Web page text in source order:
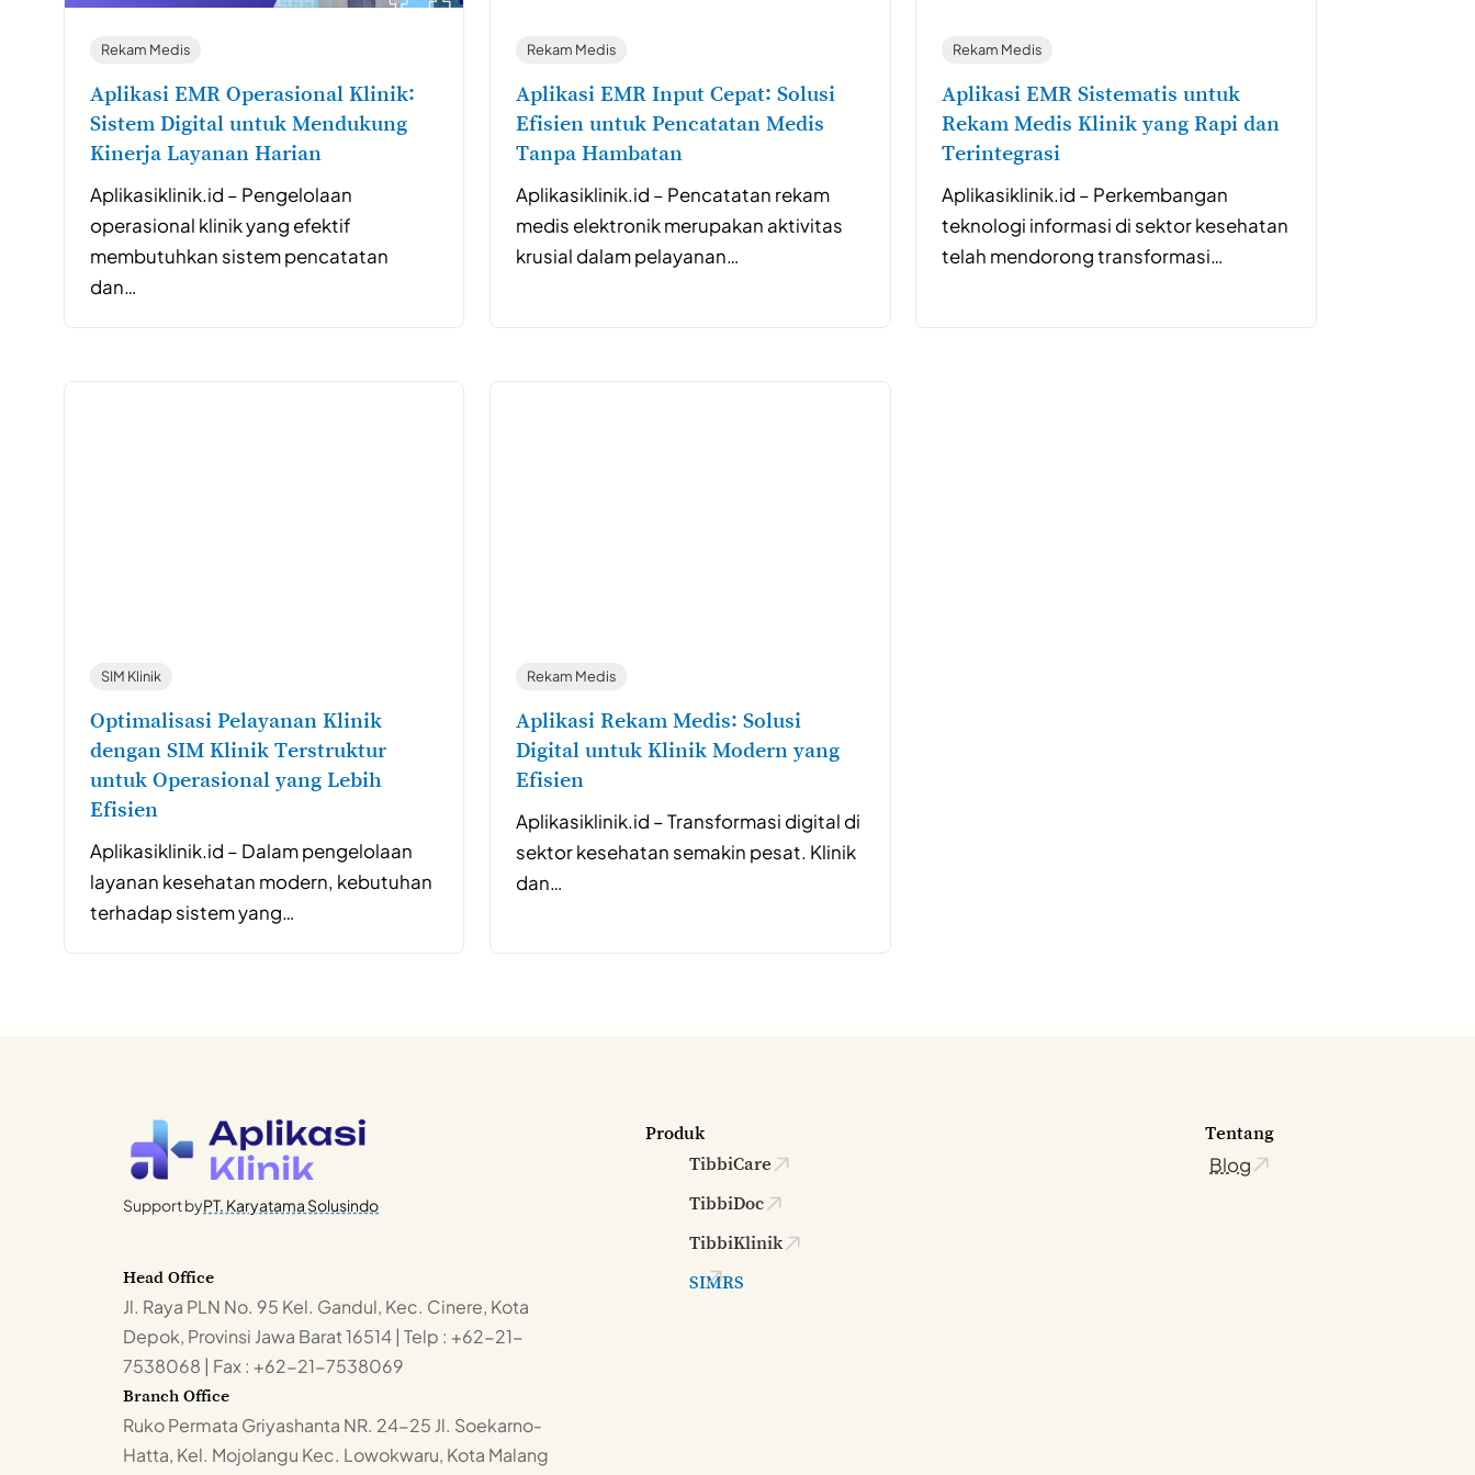
Rekam Medis
Aplikasi EMR Operasional Klinik:
Sistem Digital untuk Mendukung
Kinerja Layanan Harian
Aplikasiklinik.id – Pengelolaan
operasional klinik yang efektif
membutuhkan sistem pencatatan
dan…
Rekam Medis
Aplikasi EMR Input Cepat: Solusi
Efisien untuk Pencatatan Medis
Tanpa Hambatan
Aplikasiklinik.id – Pencatatan rekam
medis elektronik merupakan aktivitas
krusial dalam pelayanan…
Rekam Medis
Aplikasi EMR Sistematis untuk
Rekam Medis Klinik yang Rapi dan
Terintegrasi
Aplikasiklinik.id – Perkembangan
teknologi informasi di sektor kesehatan
telah mendorong transformasi…
SIM Klinik
Optimalisasi Pelayanan Klinik
dengan SIM Klinik Terstruktur
untuk Operasional yang Lebih
Efisien
Aplikasiklinik.id – Dalam pengelolaan
layanan kesehatan modern, kebutuhan
terhadap sistem yang…
Rekam Medis
Aplikasi Rekam Medis: Solusi
Digital untuk Klinik Modern yang
Efisien
Aplikasiklinik.id – Transformasi digital di
sektor kesehatan semakin pesat. Klinik
dan…
Support byPT. Karyatama Solusindo
Head Office
Jl. Raya PLN No. 95 Kel. Gandul, Kec. Cinere, Kota
Depok, Provinsi Jawa Barat 16514 | Telp : +62-21-
7538068 | Fax : +62-21-7538069
Branch Office
Ruko Permata Griyashanta NR. 24-25 Jl. Soekarno-
Hatta, Kel. Mojolangu Kec. Lowokwaru, Kota Malang
Produk
TibbiCare
TibbiDoc
TibbiKlinik
SIMRS
Tentang
Blog